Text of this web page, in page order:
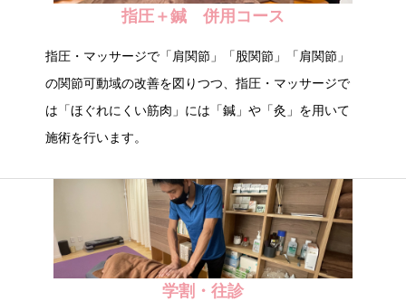
指圧＋鍼 併用コース
指圧・マッサージで「肩関節」「股関節」「肩関節」
の関節可動域の改善を図りつつ、指圧・マッサージで
は「ほぐれにくい筋肉」には「鍼」や「灸」を用いて
施術を行います。
学割・往診